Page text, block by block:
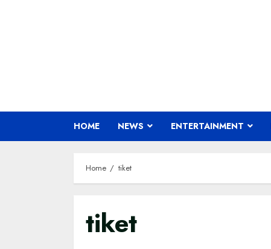
HOME NEWS ENTERTAINMENT
Home tiket
tiket